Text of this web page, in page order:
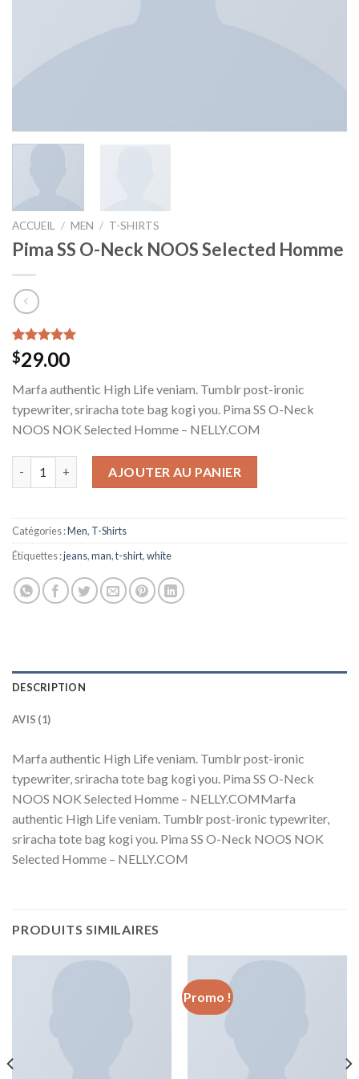
ACCUEIL / MEN / T-SHIRTS
Pima SS O-Neck NOOS Selected Homme
Noté 5.00
sur 5 basé
1
client
$29.00
Marfa authentic High Life veniam. Tumblr post-ironic
typewriter, sriracha tote bag kogi you. Pima SS O-Neck
NOOS NOK Selected Homme – NELLY.COM
AJOUTER AU PANIER
Catégories :Men, T-Shirts
Étiquettes :jeans,man,t-shirt,white
DESCRIPTION
AVIS (1)
Marfa authentic High Life veniam. Tumblr post-ironic
typewriter, sriracha tote bag kogi you. Pima SS O-Neck
NOOS NOK Selected Homme – NELLY.COMMarfa
authentic High Life veniam. Tumblr post-ironic typewriter,
sriracha tote bag kogi you. Pima SS O-Neck NOOS NOK
Selected Homme – NELLY.COM
PRODUITS SIMILAIRES
Promo !